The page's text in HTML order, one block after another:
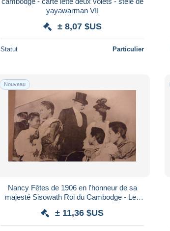
yayawarman VII
± 8,07 $US
Statut Particulier
Nouveau
Nancy Fêtes de 1906 en l'honneur de sa
majesté Sisowath Roi du Cambodge - Les
± 11,36 $US